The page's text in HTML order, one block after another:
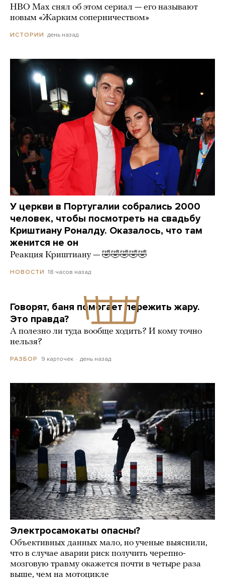
HBO Max снял об этом сериал — его называют
новым «Жарким соперничеством»
ИСТОРИИ день назад
У церкви в Португалии собрались 2000
человек, чтобы посмотреть на свадьбу
Криштиану Роналду. Оказалось, что там
женится не он
Реакция Криштиану — 🤣🤣🤣🤣🤣
НОВОСТИ 18 часов назад
Говорят, баня помогает пережить жару.
Это правда?
А полезно ли туда вообще ходить? И кому точно
нельзя?
РАЗБОР 9 карточек день назад
Электросамокаты опасны?
Объективных данных мало, но ученые выяснили,
что в случае аварии риск получить черепно-
мозговую травму окажется почти в четыре раза
выше, чем на мотоцикле